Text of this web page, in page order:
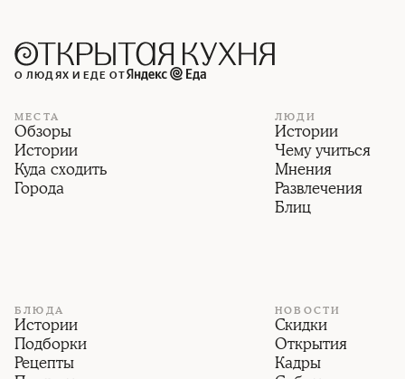
О ЛЮДЯХ И ЕДЕ ОТ
МЕСТА
Обзоры
Истории
Куда сходить
Города
ЛЮДИ
Истории
Чему учиться
Мнения
Развлечения
Блиц
БЛЮДА
Истории
Подборки
Рецепты
НОВОСТИ
Скидки
Открытия
Кадры